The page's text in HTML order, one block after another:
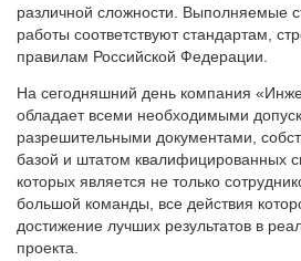
различной сложности. Выполняемые
работы соответствуют стандартам,
правилам Российской Федерации.
На сегодняшний день компания
обладает всеми необходимыми
разрешительными документами,
базой и штатом квалифицированных
которых является не только
большой команды, все действия
достижение лучших результатов в
проекта.